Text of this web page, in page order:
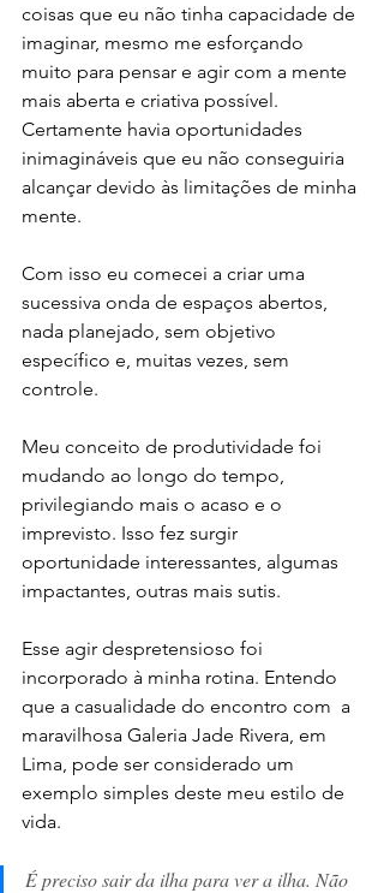
coisas que eu não tinha capacidade de
imaginar, mesmo me esforçando
muito para pensar e agir com a mente
mais aberta e criativa possível.
Certamente havia oportunidades
inimagináveis que eu não conseguiria
alcançar devido às limitações de minha
mente.
Com isso eu comecei a criar uma
sucessiva onda de espaços abertos,
nada planejado, sem objetivo
específico e, muitas vezes, sem
controle.
Meu conceito de produtividade foi
mudando ao longo do tempo,
privilegiando mais o acaso e o
imprevisto. Isso fez surgir
oportunidade interessantes, algumas
impactantes, outras mais sutis.
Esse agir despretensioso foi
incorporado à minha rotina. Entendo
que a casualidade do encontro com  a
maravilhosa Galeria Jade Rivera, em
Lima, pode ser considerado um
exemplo simples deste meu estilo de
vida.
É preciso sair da ilha para ver a ilha. Não